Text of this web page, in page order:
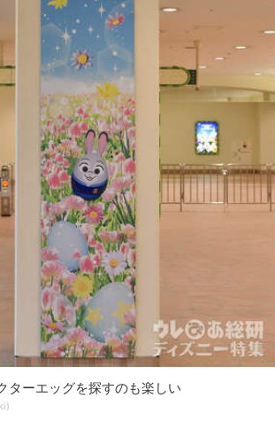
ターエッグを探すのも楽しい